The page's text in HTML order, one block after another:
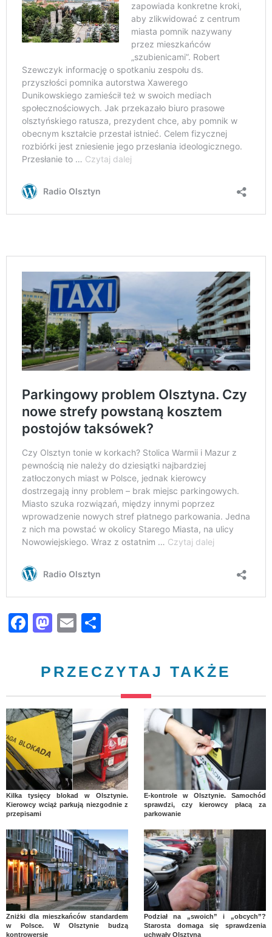
Facebook
Mastodon
Email
PRZECZYTAJ TAKŻE
Kilka tysięcy blokad w Olsztynie.
Kierowcy wciąż parkują niezgodnie z
przepisami
E-kontrole w Olsztynie. Samochód
sprawdzi, czy kierowcy płacą za
parkowanie
Zniżki dla mieszkańców standardem
w Polsce. W Olsztynie budzą
kontrowersje
Podział na „swoich” i „obcych”?
Starosta domaga się sprawdzenia
uchwały Olsztyna